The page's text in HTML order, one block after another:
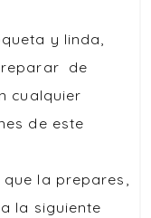
y linda,
de
cualquier
de este
la prepares,
la siguiente